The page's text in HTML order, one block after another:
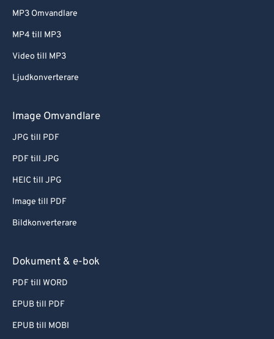
MP3 Omvandlare
MP4 till MP3
Video till MP3
Ljudkonverterare
Image Omvandlare
JPG till PDF
PDF till JPG
HEIC till JPG
Image till PDF
Bildkonverterare
Dokument & e-bok
PDF till WORD
EPUB till PDF
EPUB till MOBI